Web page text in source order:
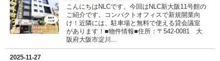
こんにちはNLCです。今回はNLC新大阪11号館の
ご紹介です。コンパクトオフィスで新規開業向
け！近隣には、駐車場と無料で使える貸会議室
があります！■物件情報■住所：〒542-0081 大
阪府大阪市淀川...
2025-11-27